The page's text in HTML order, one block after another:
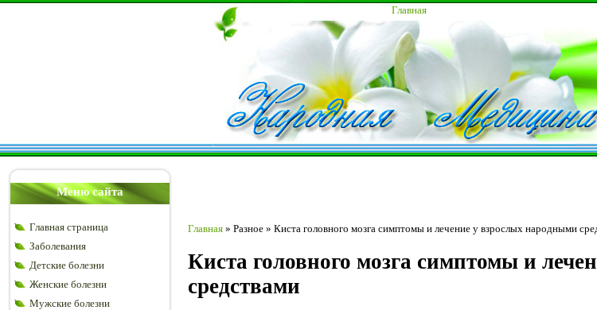
Главная
Меню сайта
Главная страница
Заболевания
Детские болезни
Женские болезни
Мужские болезни
Главная » Разное » Киста головного мозга симптомы и лечение у взрослых народными
Киста головного мозга симптомы и
средствами